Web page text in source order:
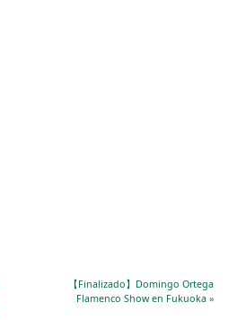
【Finalizado】Domingo Ortega
Flamenco Show en Fukuoka»